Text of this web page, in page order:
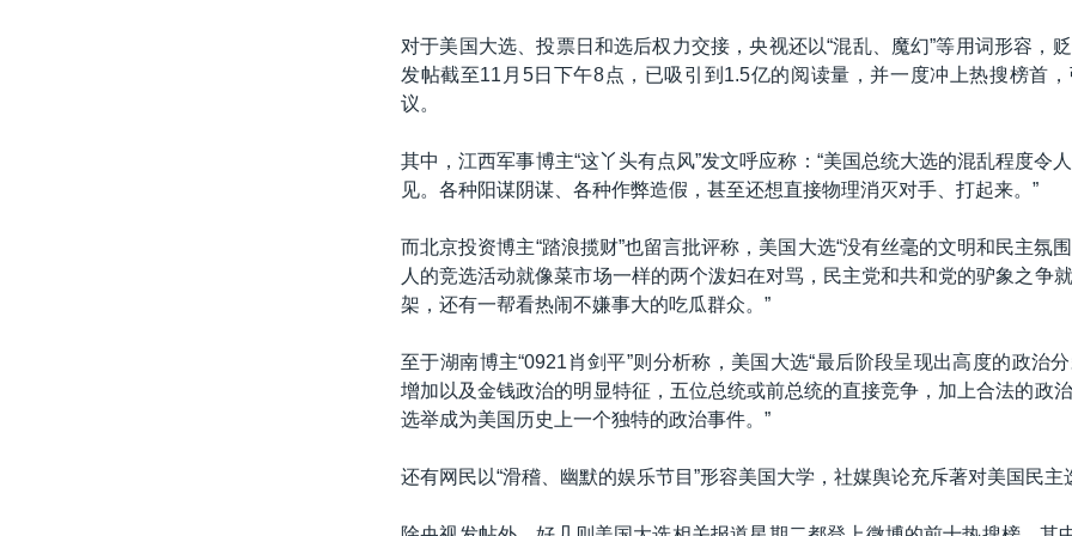
对于美国大选、投票日和选后权力交接，央视还以“混乱、魔幻”等用词形容，
发帖截至11月5日下午8点，已吸引到1.5亿的阅读量，并一度冲上热搜榜首
议。
其中，江西军事博主“这丫头有点风”发文呼应称：“美国总统大选的混乱程度令
见。各种阳谋阴谋、各种作弊造假，甚至还想直接物理消灭对手、打起来。”
而北京投资博主“踏浪揽财”也留言批评称，美国大选“没有丝毫的文明和民主氛
人的竞选活动就像菜市场一样的两个泼妇在对骂，民主党和共和党的驴象之争
架，还有一帮看热闹不嫌事大的吃瓜群众。”
至于湖南博主“0921肖剑平”则分析称，美国大选“最后阶段呈现出高度的政治
增加以及金钱政治的明显特征，五位总统或前总统的直接竞争，加上合法的政
选举成为美国历史上一个独特的政治事件。”
还有网民以“滑稽、幽默的娱乐节目”形容美国大学，社媒舆论充斥著对美国民主